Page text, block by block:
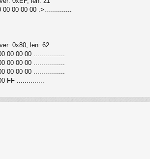
00 00 00 .>..............
0x80, len: 62
00 00 00 ................
00 00 00 ................
00 00 00 ................
FF ..............